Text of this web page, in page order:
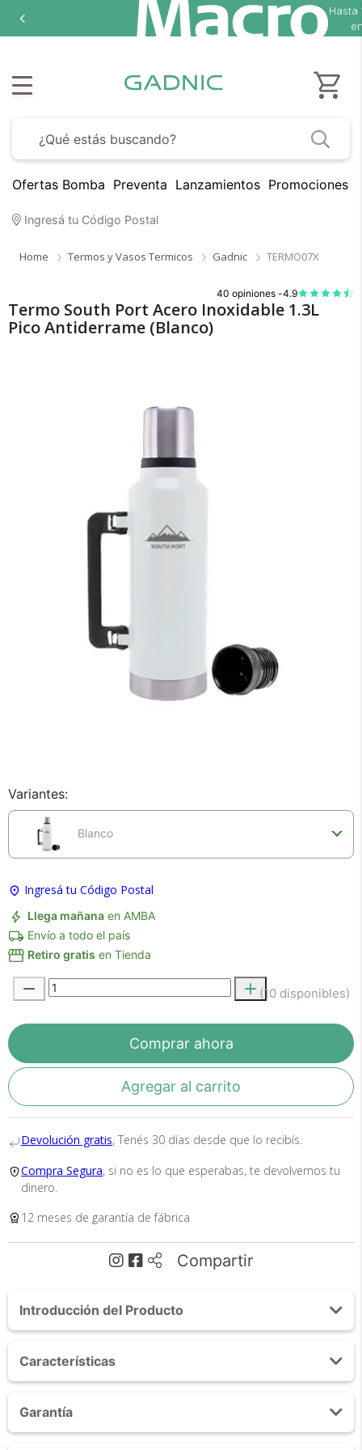
Hasta18
en
Ofertas Bomba Preventa Lanzamientos Promociones
Ingresá tu Código Postal
Home Termos y Vasos Termicos Gadnic TERMO07X
40 opiniones -4.9
Termo South Port Acero Inoxidable 1.3L
Pico Antiderrame (Blanco)
Variantes:
Blanco
Ingresá tu Código Postal
Llega mañana en AMBA
Envío a todo el país
Retiro gratis en Tienda
(10 disponibles)
Comprar ahora
Agregar al carrito
Devolución gratis, Tenés 30 días desde que lo recibís.
Compra Segura, si no es lo que esperabas, te devolvemos tu
dinero.
12 meses de garantía de fábrica
Compartir
Introducción del Producto
Pico Antiderrame
Doble pared de acero inoxidable 304 que mantiene la
Características
Material: Acero inoxidable 304
Aislamiento: Doble capa al vacío
Garantía
te devolvemos tu dinero.
que esperabas o te devolvemos el 100% de tu
dinero!
Cumplimos con los más altos estándares de
seguridad. Nos avalan 14 años de
trayectoria.